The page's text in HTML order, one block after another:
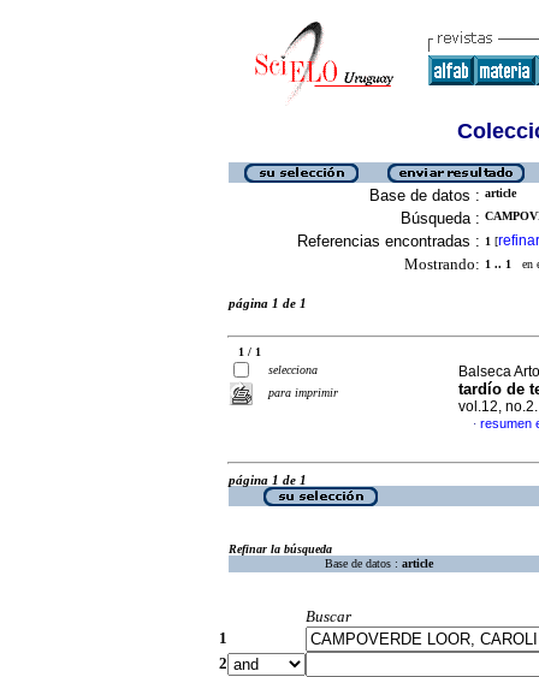
Base de datos : article
Búsqueda :
Referencias encontradas : 1 [refinar
Mostrando: 1 .. 1 en
página 1 de 1
1 / 1
selecciona
para imprimir
Balseca
tardío de
vol.12,
· resumen
página 1 de 1
Refinar la búsqueda
Base de datos : article
Buscar
1
2